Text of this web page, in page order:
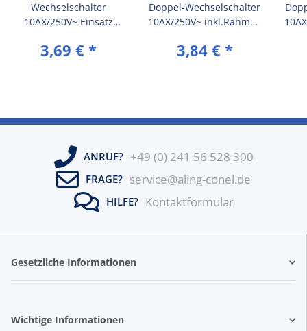
Wechselschalter
10AX/250V~ Einsatz
Graphit (RAL 7021)
3,69 € *
Doppel-Wechselschalter
10AX/250V~ inkl.Rahmen
9003)
3,84 € *
ANRUF? +49 (0) 241 56 528 300
FRAGE? service@aling-conel.de
HILFE? Kontaktformular
Gesetzliche Informationen
Wichtige Informationen